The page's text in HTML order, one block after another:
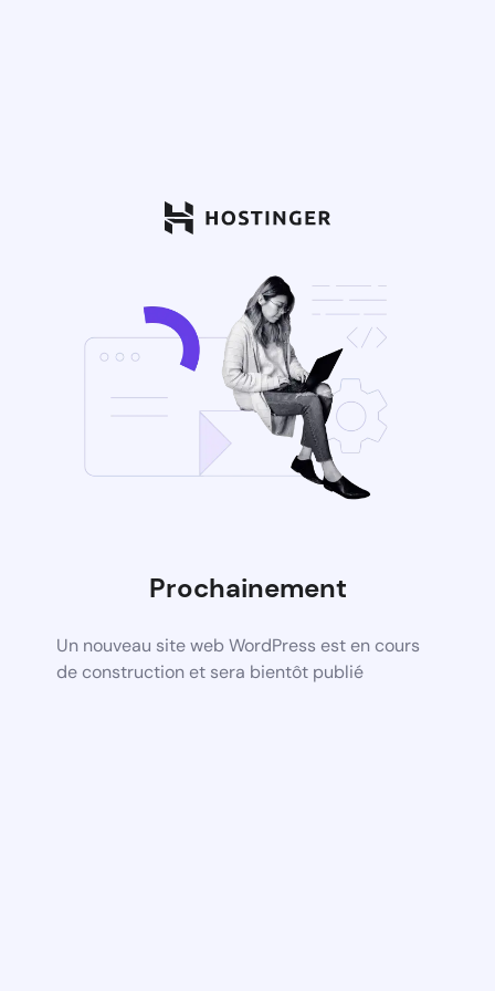
Prochainement
Un nouveau site web WordPress est en cours
de construction et sera bientôt publié